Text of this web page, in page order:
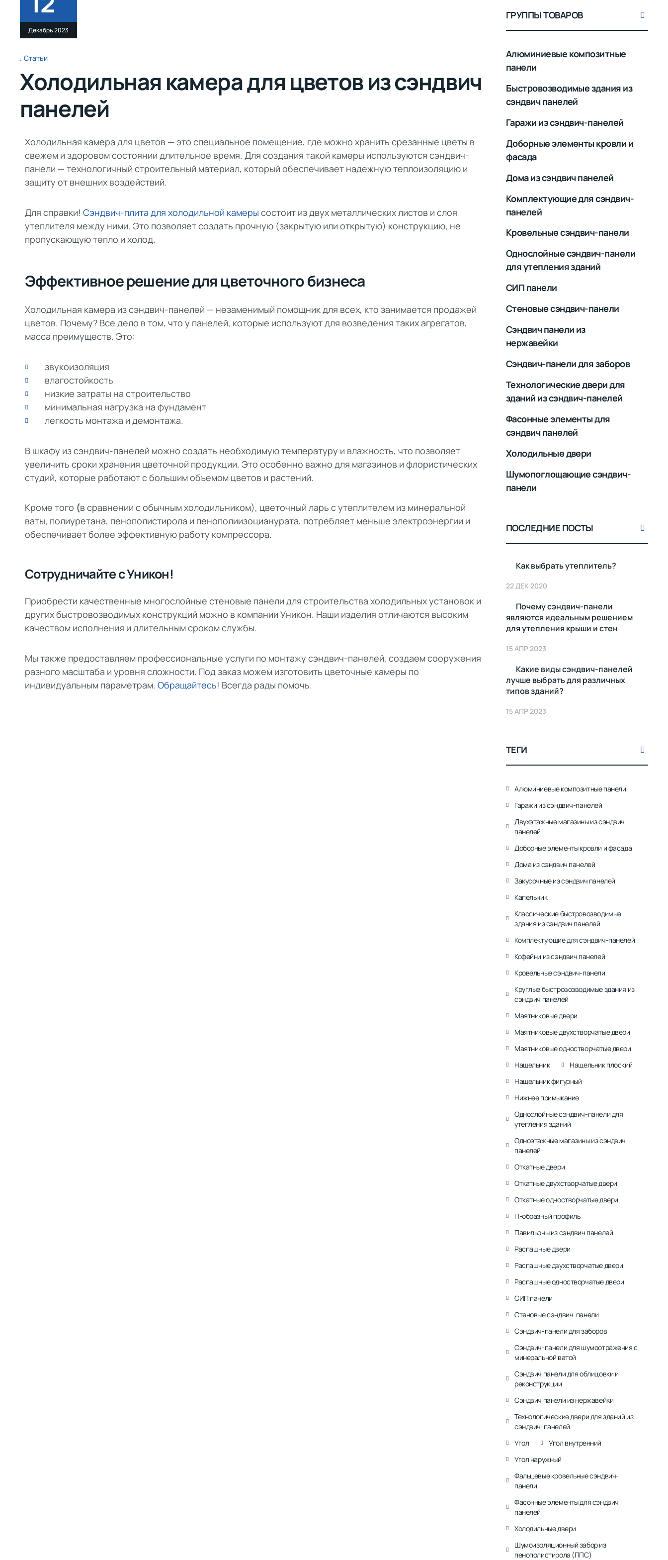
Декабрь 2023
Статьи
Холодильная камера для цветов из сэндвич
панелей
Холодильная камера для цветов — это специальное помещение, где можно хранить срезанные цветы в
свежем и здоровом состоянии длительное время. Для создания такой камеры используются сэндвич-
панели — технологичный строительный материал, который обеспечивает надежную теплоизоляцию и
защиту от внешних воздействий.
Для справки! Сэндвич-плита для холодильной камеры состоит из двух металлических листов и слоя
утеплителя между ними. Это позволяет создать прочную (закрытую или открытую) конструкцию, не
пропускающую тепло и холод.
Эффективное решение для цветочного бизнеса
Холодильная камера из сэндвич-панелей — незаменимый помощник для всех, кто занимается продажей
цветов. Почему? Все дело в том, что у панелей, которые используют для возведения таких агрегатов,
масса преимуществ. Это:
звукоизоляция
влагостойкость
низкие затраты на строительство
минимальная нагрузка на фундамент
легкость монтажа и демонтажа.
В шкафу из сэндвич-панелей можно создать необходимую температуру и влажность, что позволяет
увеличить сроки хранения цветочной продукции. Это особенно важно для магазинов и флористических
студий, которые работают с большим объемом цветов и растений.
Кроме того (в сравнении с обычным холодильником), цветочный ларь с утеплителем из минеральной
ваты, полиуретана, пенополистирола и пенополиизоцианурата, потребляет меньше электроэнергии и
обеспечивает более эффективную работу компрессора.
Сотрудничайте с Уникон!
Приобрести качественные многослойные стеновые панели для строительства холодильных установок и
других быстровозводимых конструкций можно в компании Уникон. Наши изделия отличаются высоким
качеством исполнения и длительным сроком службы.
Мы также предоставляем профессиональные услуги по монтажу сэндвич-панелей, создаем сооружения
разного масштаба и уровня сложности. Под заказ можем изготовить цветочные камеры по
индивидуальным параметрам. Обращайтесь! Всегда рады помочь.
ГРУППЫ ТОВАРОВ
Алюминиевые композитные
панели
Быстровозводимые здания из
сэндвич панелей
Гаражи из сэндвич-панелей
Доборные элементы кровли и
фасада
Дома из сэндвич панелей
Комплектующие для сэндвич-
панелей
Кровельные сэндвич-панели
Однослойные сэндвич-панели
для утепления зданий
СИП панели
Стеновые сэндвич-панели
Сэндвич панели из
нержавейки
Сэндвич-панели для заборов
Технологические двери для
зданий из сэндвич-панелей
Фасонные элементы для
сэндвич панелей
Холодильные двери
Шумопоглощающие сэндвич-
панели
ПОСЛЕДНИЕ ПОСТЫ
Как выбрать утеплитель?
22 ДЕК 2020
Почему сэндвич-панели
являются идеальным решением
для утепления крыши и стен
15 АПР 2023
Какие виды сэндвич-панелей
лучше выбрать для различных
типов зданий?
15 АПР 2023
ТЕГИ
Алюминиевые композитные панели
Гаражи из сэндвич-панелей
Двухэтажные магазины из сэндвич
панелей
Доборные элементы кровли и фасада
Дома из сэндвич панелей
Закусочные из сэндвич панелей
Капельник
Классические быстровозводимые
здания из сэндвич панелей
Комплектующие для сэндвич-панелей
Кофейни из сэндвич панелей
Кровельные сэндвич-панели
Круглые быстровозводимые здания из
сэндвич панелей
Маятниковые двери
Маятниковые двухстворчатые двери
Маятниковые одностворчатые двери
Нащельник
Нащельник плоский
Нащельник фигурный
Нижнее примыкание
Однослойные сэндвич-панели для
утепления зданий
Одноэтажные магазины из сэндвич
панелей
Откатные двери
Откатные двухстворчатые двери
Откатные одностворчатые двери
П-образный профиль
Павильоны из сэндвич панелей
Распашные двери
Распашные двухстворчатые двери
Распашные одностворчатые двери
СИП панели
Стеновые сэндвич-панели
Сэндвич-панели для заборов
Сэндвич-панели для шумоотражения с
минеральной ватой
Сэндвич панели для облицовки и
реконструкции
Сэндвич панели из нержавейки
Технологические двери для зданий из
сэндвич-панелей
Угол
Угол внутренний
Угол наружный
Фальцевые кровельные сэндвич-
панели
Фасонные элементы для сэндвич
панелей
Холодильные двери
Шумоизоляционный забор из
пенополистирола (ППС)